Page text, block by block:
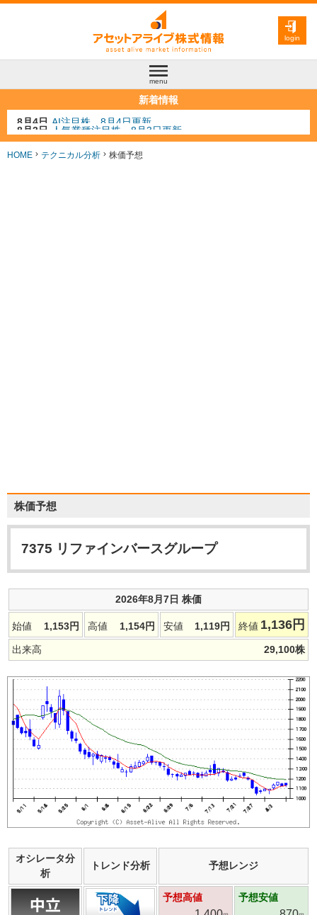
login
menu
新着情報
8月3日 人気業種注目株 8月3日更新
8月2日 金融注目株 8月2日更新
7月29日 日経225シグナル点灯
HOME テクニカル分析 株価予想
株価予想
7375 リファインバースグループ
2026年8月7日 株価
始値 1,153円 高値 1,154円 安値 1,119円 終値 1,136 円
出来高 29,100株
オシレータ分
析
トレンド分析 予想レンジ
予想高値 予想安値